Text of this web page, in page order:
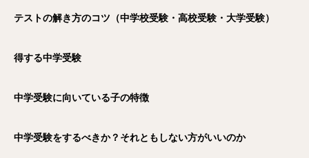
テストの解き方のコツ（中学校受験・高校受験・大学受験）
得する中学受験
中学受験に向いている子の特徴
中学受験をするべきか？それともしない方がいいのか